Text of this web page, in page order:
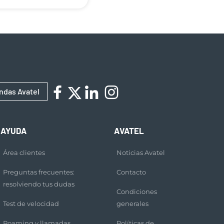
Avatel
AYUDA
Área clientes
Preguntas frecuentes:
resolviendo tus dudas
Test de velocidad
AVATEL
Noticias Avatel
Contacto
Condiciones
generales